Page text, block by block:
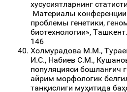
хусусиятларнинг
Материалы
проблемы генетики,
биотехнологии»,
146
Холмурадова М.М.,
И.С., Набиев С.М.,
популяцияси бошланғич
айрим морфологик
танқислиги муҳитида